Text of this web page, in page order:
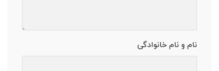
نام و نام خانوادگی